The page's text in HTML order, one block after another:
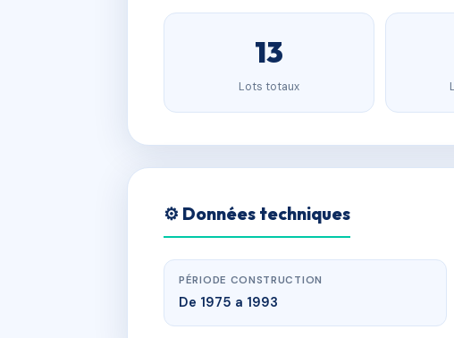
13
Lots totaux
⚙️ Données techniques
PÉRIODE CONSTRUCTION
De 1975 a 1993